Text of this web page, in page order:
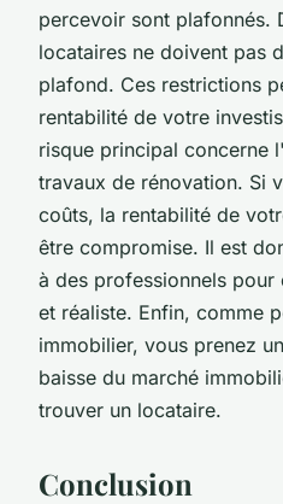
percevoir sont plafonnés.
locataires ne doivent pas
plafond. Ces restrictions
rentabilité de votre
risque principal concerne
travaux de rénovation. Si
coûts, la rentabilité de
être compromise. Il est
à des professionnels
et réaliste. Enfin, comme
immobilier, vous prenez
baisse du marché
trouver un locataire.
Conclusion